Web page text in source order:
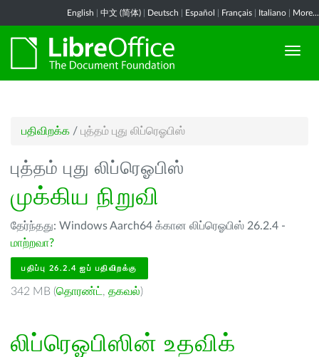
English 中文 (简体) Deutsch Español Français Italiano More...
பதிவிறக்க / புத்தம் புது லிப்ரெஓபிஸ்
புத்தம் புது லிப்ரெஓபிஸ்
முக்கிய நிறுவி
தேர்ந்தது: Windows Aarch64 க்கான லிப்ரெஓபிஸ் 26.2.4 -
மாற்றவா?
பதிப்பு 26.2.4 ஐப் பதிவிறக்கு
342 MB (தொரண்ட் , தகவல்)
லிப்ரெஓபிஸின் உதவிக்